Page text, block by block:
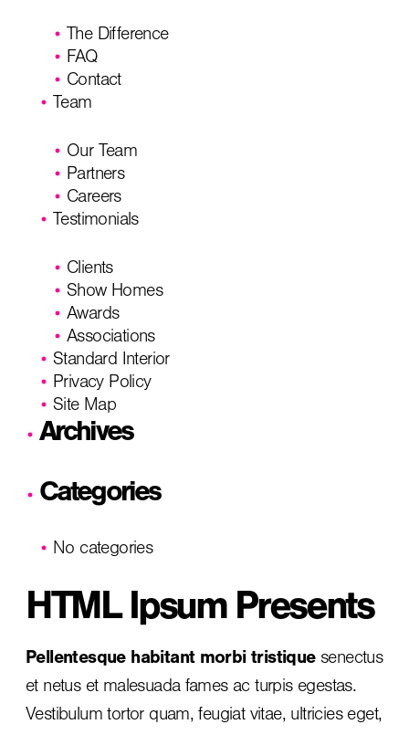
The Difference
FAQ
Contact
Team
Our Team
Partners
Careers
Testimonials
Clients
Show Homes
Awards
Associations
Standard Interior
Privacy Policy
Site Map
Archives
Categories
No categories
HTML Ipsum Presents
Pellentesque habitant morbi tristiquesenectus
et netus et malesuada fames ac turpis egestas.
Vestibulum tortor quam, feugiat vitae, ultricies eget,